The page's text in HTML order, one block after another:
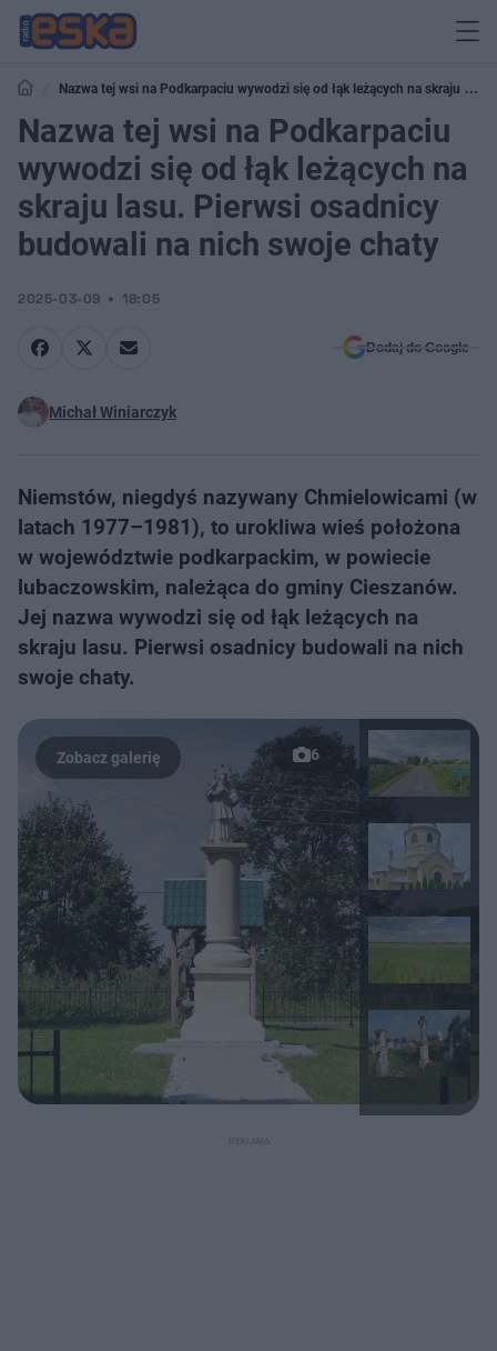
Nazwa tej wsi na Podkarpaciu wywodzi się od łąk leżących na skraju lasu.
Pierwsi osadnicy budowali na nich swoje chaty
Nazwa tej wsi na Podkarpaciu
wywodzi się od łąk leżących na
skraju lasu. Pierwsi osadnicy
budowali na nich swoje chaty
2025-03-09 18:05
Dodaj do Google
Michał Winiarczyk
Niemstów, niegdyś nazywany Chmielowicami (w
latach 1977–1981), to urokliwa wieś położona
w województwie podkarpackim, w powiecie
lubaczowskim, należąca do gminy Cieszanów.
Jej nazwa wywodzi się od łąk leżących na
skraju lasu. Pierwsi osadnicy budowali na nich
swoje chaty.
6